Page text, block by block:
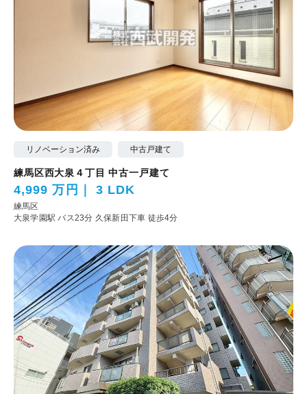
リノベーション済み 中古戸建て
練馬区西大泉４丁目 中古一戸建て
4,999 万円 3 LDK
練馬区
大泉学園駅 バス23分 久保新田下車 徒歩4分